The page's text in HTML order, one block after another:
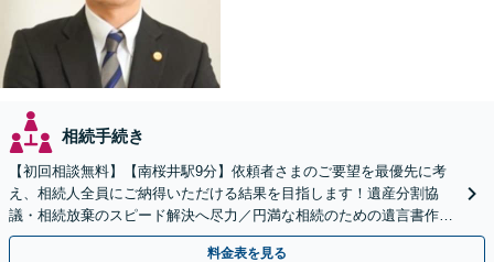
相続手続き
【初回相談無料】【南桜井駅9分】依頼者さまのご要望を最優先に考
え、相続人全員にご納得いただける結果を目指します！遺産分割協
議・相続放棄のスピード解決へ尽力／円満な相続のための遺言書作成
をサポート【夜間・休日面談可】【専用駐車場完備】
料金表を見る